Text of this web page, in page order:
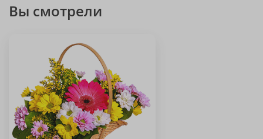
Вы смотрели